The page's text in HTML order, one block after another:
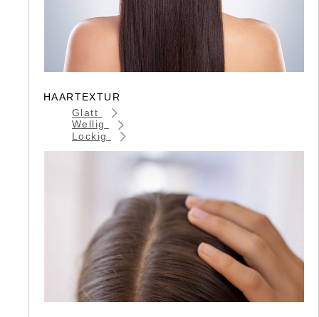
HAARTEXTUR
Glatt
Wellig
Lockig